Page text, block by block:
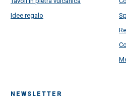
Idee regalo
NEWSLETTER